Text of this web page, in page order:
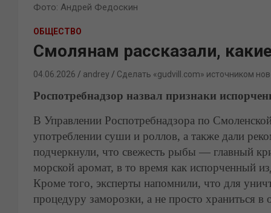
Фото: Андрей Федоскин
ОБЩЕСТВО
Смолянам рассказали,
04.06.2026 andrey Сделать «gudvill.com» источником
Роспотребнадзор назвал признаки
В Управлении Роспотребнадзора по
употреблении суши и роллов, а также дали
подчеркнули, что свежесть рыбы — главный
морской аромат, в то время как испорченный
Кроме того, эксперты напомнили, что для
процедуру заморозки, а не просто храниться